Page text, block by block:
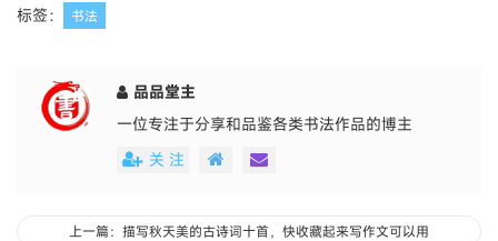
标签： 书法
品品堂主
一位专注于分享和品鉴各类书法作品的博主
关 注
上一篇：描写秋天美的古诗词十首，快收藏起来写作文可以用